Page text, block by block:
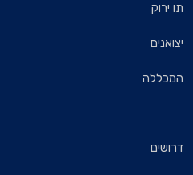
תו ירוק
יצואנים
המכללה
דרושים